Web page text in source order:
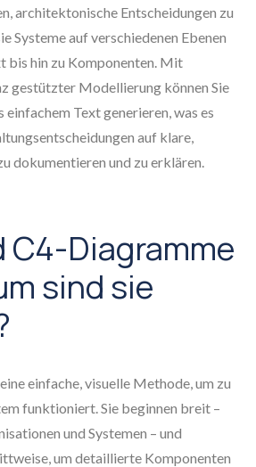
architektonische Entscheidungen zu
Systeme auf verschiedenen Ebenen
bis hin zu Komponenten. Mit
gestützter Modellierung können Sie
einfachem Text generieren, was es
auf klare,
dokumentieren und zu erklären.
C4-Diagramme
sind sie
einfache, visuelle Methode, um zu
funktioniert. Sie beginnen breit –
und Systemen – und
um detaillierte Komponenten